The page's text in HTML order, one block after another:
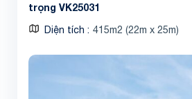
trọng VK25031
Diện tích 415m2 (22m x 25m)